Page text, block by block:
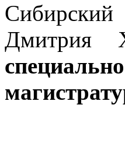
Сибирский
Дмитрия